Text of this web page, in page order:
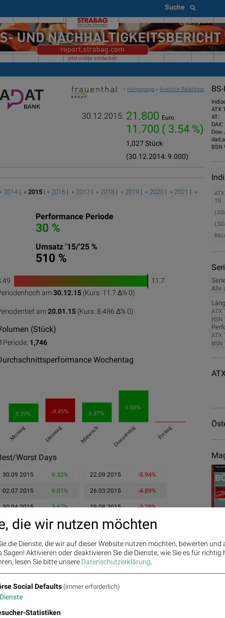
Suche
» Homepage » Investor Relations
30.12.2015: 21.800 Euro
11.700 ( 3.54 %)
1,027 Stück
(30.12.2014: 9.000)
2014 | » 2015 | » 2016 | » 2017 | » 2018 | » 2019 | » 2020 | » 2021 | »
Performance Periode
30 %
Umsatz '15/'25 %
510 %
1
50
11.7
am30.12.15 (Kurs: 11.7 Δ% 0)
am20.01.15 (Kurs: 8.486 Δ% 0)
(Stück)
Periode: 1,746
Wochentag
0.35% -0.45% 0.37%
0.60%
Montag Dienstag Mittwoch Donnerstag Freitag
Worst Days
30.09.2015 6.32%
02.07.2015 6.01%
30.04.2015 5.67%
22.09.2015 -5.94%
26.03.2015 -4.89%
19.08.2015 -3.78%
ATX
AT:
DAX:
Dow
BSN
ATX
TR
Alle
ATX
ATX
die wir nutzen möchten
die Dienste, die wir auf dieser Website nutzen möchten, bewerten und
Sagen! Aktivieren oder deaktivieren Sie die Dienste, wie Sie es für richtig
lesen Sie bitte unsere Datenschutzerklärung
Social Defaults (immer erforderlich)
Dienste
Statistiken